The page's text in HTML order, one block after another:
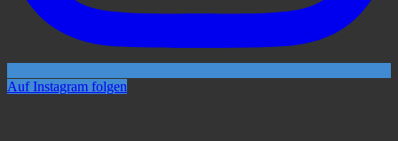
Auf Instagram folgen